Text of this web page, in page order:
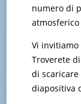
numero di
Vi invitiamo
Troverete
di
diapositiva